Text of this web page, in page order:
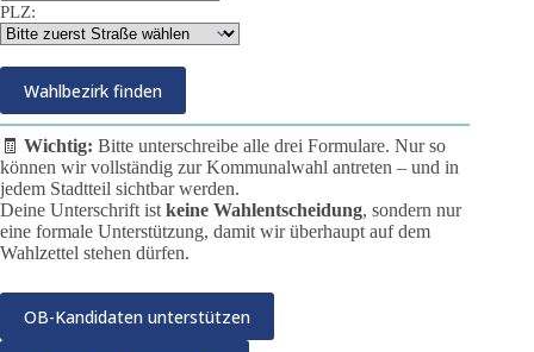
PLZ:
🧾 Wichtig: Bitte unterschreibe alle drei Formulare. Nur so
können wir vollständig zur Kommunalwahl antreten – und in
jedem Stadtteil sichtbar werden.
Deine Unterschrift ist keine Wahlentscheidung, sondern nur
eine formale Unterstützung, damit wir überhaupt auf dem
Wahlzettel stehen dürfen.
OB-Kandidaten unterstützen